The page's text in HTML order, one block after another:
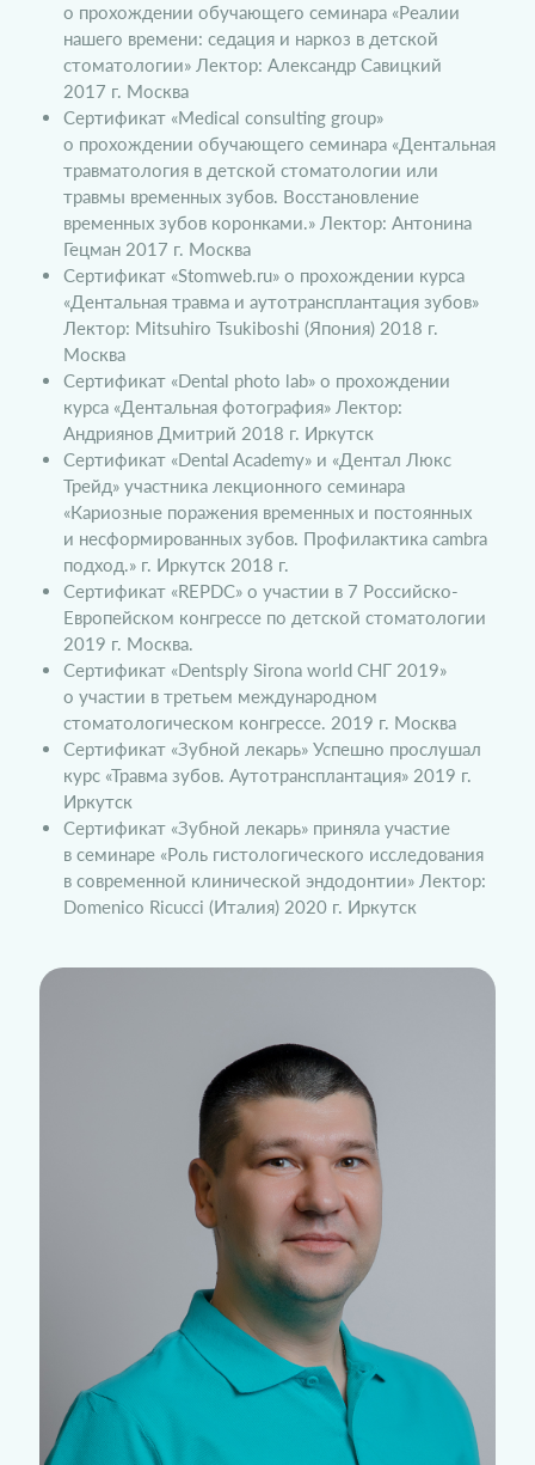
о прохождении обучающего семинара «Реалии
нашего времени: седация и наркоз в детской
стоматологии» Лектор: Александр Савицкий
2017 г. Москва
Сертификат «Medical consulting group»
о прохождении обучающего семинара «Дентальная
травматология в детской стоматологии или
травмы временных зубов. Восстановление
временных зубов коронками.» Лектор: Антонина
Гецман 2017 г. Москва
Сертификат «Stomweb.ru» о прохождении курса
«Дентальная травма и аутотрансплантация зубов»
Лектор: Mitsuhiro Tsukiboshi (Япония) 2018 г.
Москва
Сертификат «Dental photo lab» о прохождении
курса «Дентальная фотография» Лектор:
Андриянов Дмитрий 2018 г. Иркутск
Сертификат «Dental Academy» и «Дентал Люкс
Трейд» участника лекционного семинара
«Кариозные поражения временных и постоянных
и несформированных зубов. Профилактика cambra
подход.» г. Иркутск 2018 г.
Сертификат «REPDC» о участии в 7 Российско-
Европейском конгрессе по детской стоматологии
2019 г. Москва.
Сертификат «Dentsply Sirona world СНГ 2019»
о участии в третьем международном
стоматологическом конгрессе. 2019 г. Москва
Сертификат «Зубной лекарь» Успешно прослушал
курс «Травма зубов. Аутотрансплантация» 2019 г.
Иркутск
Сертификат «Зубной лекарь» приняла участие
в семинаре «Роль гистологического исследования
в современной клинической эндодонтии» Лектор:
Domenico Ricucci (Италия) 2020 г. Иркутск